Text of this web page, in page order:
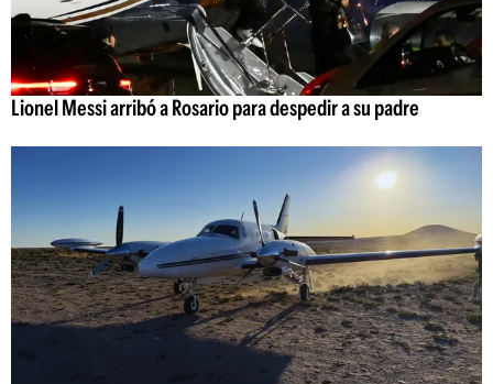
Lionel Messi arribó a Rosario para despedir a su padre